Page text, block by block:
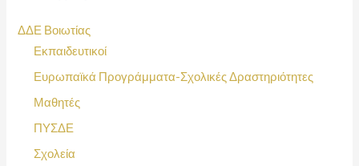
ΔΔΕ Βοιωτίας
Εκπαιδευτικοί
Ευρωπαϊκά Προγράμματα-Σχολικές Δραστηριότητες
Μαθητές
ΠΥΣΔΕ
Σχολεία